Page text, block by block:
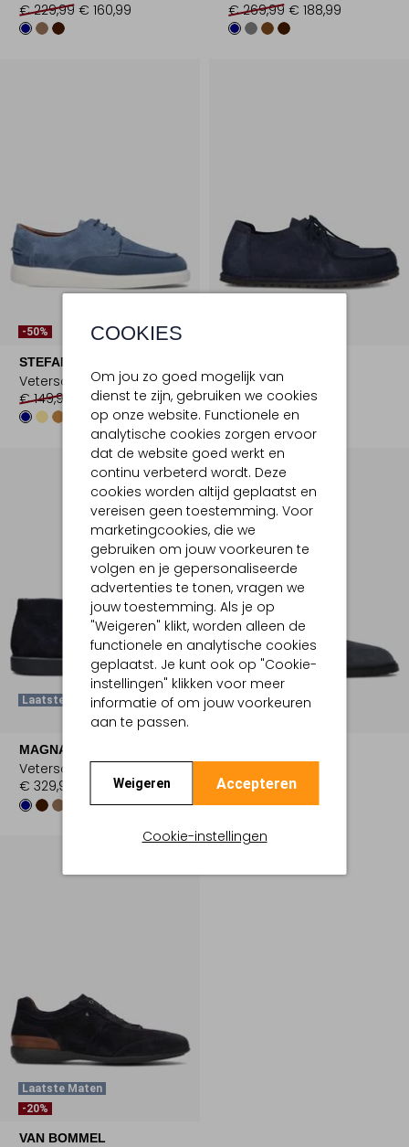
COOKIES
Om jou zo goed mogelijk van
dienst te zijn, gebruiken we cookies
op onze website. Functionele en
analytische cookies zorgen ervoor
dat de website goed werkt en
continu verbeterd wordt. Deze
cookies worden altijd geplaatst en
vereisen geen toestemming. Voor
marketingcookies, die we
gebruiken om jouw voorkeuren te
volgen en je gepersonaliseerde
advertenties te tonen, vragen we
jouw toestemming. Als je op
"Weigeren" klikt, worden alleen de
functionele en analytische cookies
geplaatst. Je kunt ook op "Cookie-
instellingen" klikken voor meer
informatie of om jouw voorkeuren
aan te passen.
Weigeren Accepteren
Cookie-instellingen
€ 229,99 € 160,99
€ 269,99 € 188,99
-50%
STEFANO LAURAN
Veterschoenen
€ 149,99
€ 74,99
Veterschoenen
€ 159,99 € 111,99
Laatste Items
MAGNANNI
Veterschoenen
€ 329,99
Laatste Items
€ 549,95 € 274,99
Laatste Maten
-20%
VAN BOMMEL